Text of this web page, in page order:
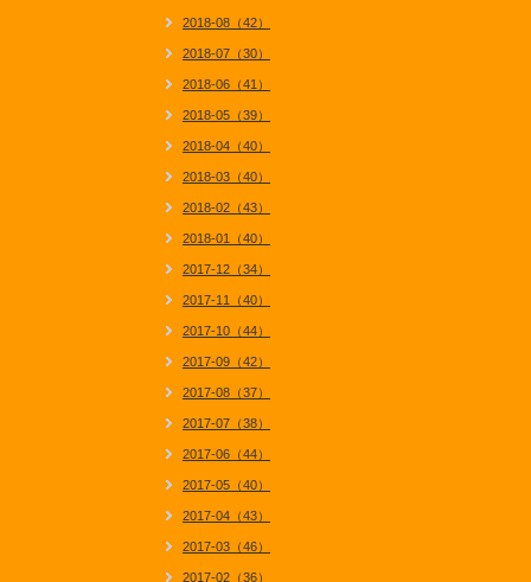
2018-08（42）
2018-07（30）
2018-06（41）
2018-05（39）
2018-04（40）
2018-03（40）
2018-02（43）
2018-01（40）
2017-12（34）
2017-11（40）
2017-10（44）
2017-09（42）
2017-08（37）
2017-07（38）
2017-06（44）
2017-05（40）
2017-04（43）
2017-03（46）
2017-02（36）